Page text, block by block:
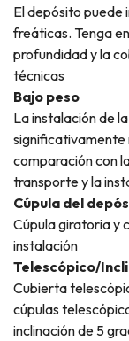
El depósito puede
freáticas. Tenga
profundidad y la
técnicas
Bajo peso
La instalación de
significativamente
comparación con
transporte y la
Cúpula del
Cúpula giratoria y
instalación
Telescópico/
Cubierta
cúpulas
inclinación de 5